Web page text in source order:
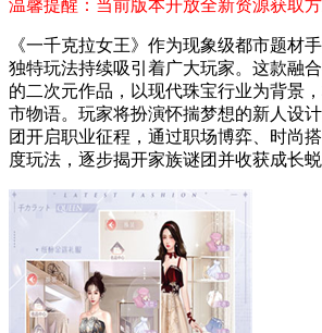
温馨提醒：当前版本开放全新资源获取
《一千克拉女王》作为现象级都市题材
独特玩法持续吸引着广大玩家。这款融
的二次元作品，以现代珠宝行业为背景
市物语。玩家将扮演怀揣梦想的新人设
团开启职业征程，通过职场博弈、时尚
度玩法，逐步揭开家族谜团并收获成长蜕